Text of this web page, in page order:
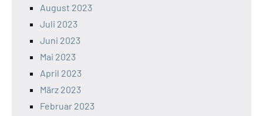
August 2023
Juli 2023
Juni 2023
Mai 2023
April 2023
März 2023
Februar 2023